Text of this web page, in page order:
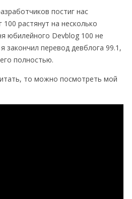
постиг нас
растянут на несколько
юбилейного Devblog 100 не
закончил перевод девблога 99.1,
полностью.
то можно посмотреть мой